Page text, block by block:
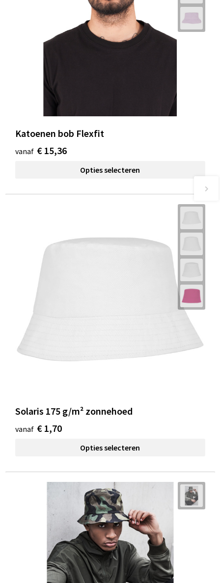
Katoenen bob Flexfit
vanaf € 15,36
Opties selecteren
Solaris 175 g/m² zonnehoed
vanaf € 1,70
Opties selecteren